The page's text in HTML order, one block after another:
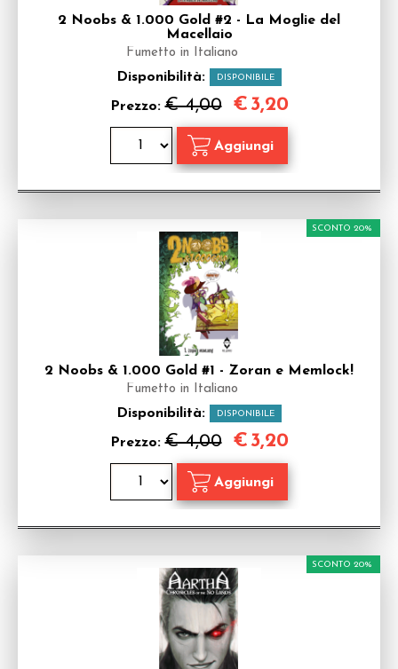
2 Noobs & 1.000 Gold #2 - La Moglie del
Macellaio
Fumetto in Italiano
Disponibilità: DISPONIBILE
Prezzo:€ 4,00 € 3,20
2 Noobs & 1.000 Gold #1 - Zoran e Memlock!
Fumetto in Italiano
Disponibilità: DISPONIBILE
Prezzo:€ 4,00
SCONTO 20%
€ 3,20
SCONTO 20%